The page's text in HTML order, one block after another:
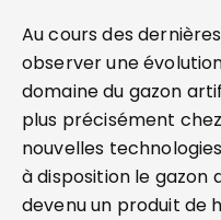
Au cours des
observer une
domaine du gazon
plus précisément
nouvelles
à disposition le gazon
devenu un produit de